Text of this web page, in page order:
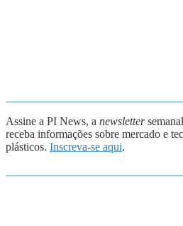
Assine a PI News, a newsletter
receba informações sobre mercado e
plásticos. Inscreva-se aqui.